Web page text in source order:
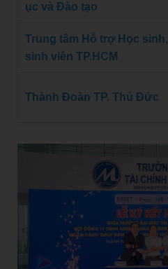
ục và Đào tạo
Trung tâm Hỗ trợ Học sinh,
sinh viên TP.HCM
Thành Đoàn TP. Thủ Đức